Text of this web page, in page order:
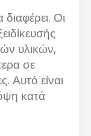
Οι
υλικών,
σε
Αυτό είναι
κατά